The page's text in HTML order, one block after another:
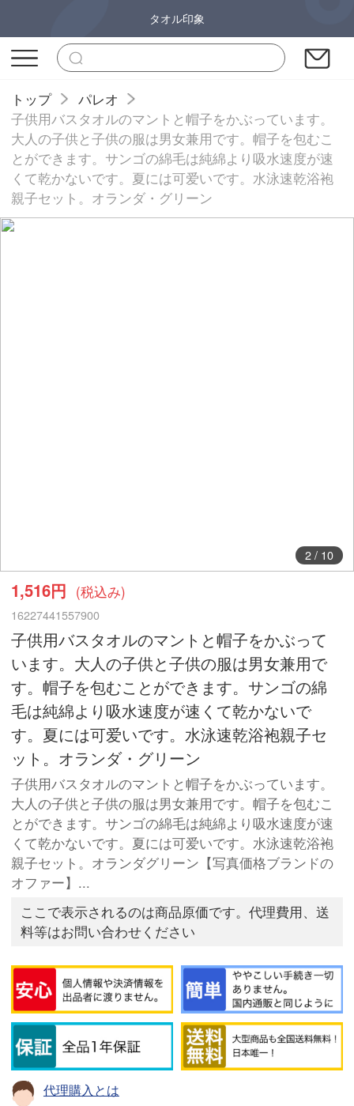
タオル印象
トップ
パレオ
子供用バスタオルのマントと帽子をかぶっています。
大人の子供と子供の服は男女兼用です。帽子を包むこ
とができます。サンゴの綿毛は純綿より吸水速度が速
くて乾かないです。夏には可爱いです。水泳速乾浴袍
親子セット。オランダ・グリーン
2/ 10
1,516円 (税込み)
16227441557900
子供用バスタオルのマントと帽子をかぶって
います。大人の子供と子供の服は男女兼用で
す。帽子を包むことができます。サンゴの綿
毛は純綿より吸水速度が速くて乾かないで
す。夏には可爱いです。水泳速乾浴袍親子セ
ット。オランダ・グリーン
子供用バスタオルのマントと帽子をかぶっています。
大人の子供と子供の服は男女兼用です。帽子を包むこ
とができます。サンゴの綿毛は純綿より吸水速度が速
くて乾かないです。夏には可爱いです。水泳速乾浴袍
親子セット。オランダグリーン【写真価格ブランドの
オファー】...
ここで表示されるのは商品原価です。代理費用、送
料等はお問い合わせください
代理購入とは